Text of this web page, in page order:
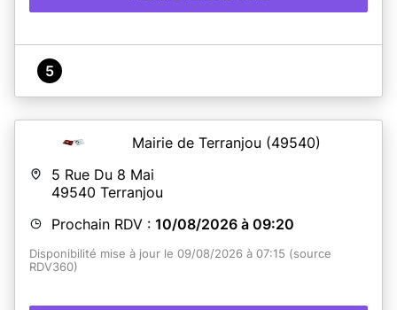
5
Mairie de Terranjou (49540)
5 Rue Du 8 Mai
49540 Terranjou
Prochain RDV : 10/08/2026 à 09:20
Disponibilité mise à jour le 09/08/2026 à 07:15 (source
RDV360)